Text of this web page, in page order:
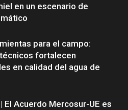
en un escenario de
para el campo:
fortalecen
en calidad del agua de
El Acuerdo Mercosur-UE es